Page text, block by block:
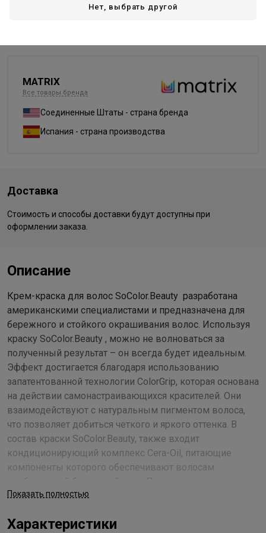
MATRIX
Все товары бренда
Соединенные Штаты - страна бренда
Испания - страна производства
Доставка
Стоимость и способы доставки будут доступны при
оформлении заказа.
Описание
Крем-краска для волос SoColor.Beauty разработана
американскими специалистами и предназначена для
бережного и стойкого окрашивания волос. Используя
краску SoColor.Beauty , можно не волноваться за
полученный результат – он всегда будет идеальным.
Эффект достигается благодаря использованию
запатентованной технологии ColorGrip, которая основана
на действии самонастраивающихся красителей. Они
взаимодействуют с натуральным пигментом волоса,
что позволяет добиться четкого и яркого оттенка. В
состав краски SoColor.Beauty, также входит
кондиционирующий комплекс Cera-Oil, питающие
компоненты которого обеспечивают волосам
натуральные масла укрепляют структуру, выравнивают
наносится и имеет приятный фруктовый аромат. С
Показать полностью
Характеристики
Нет, выбрать другой